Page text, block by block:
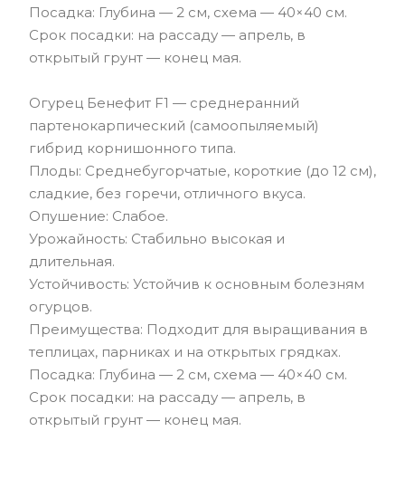
Посадка: Глубина — 2 см, схема — 40×40 см.
Срок посадки: на рассаду — апрель, в
открытый грунт — конец мая.
Огурец Бенефит F1 — среднеранний
партенокарпический (самоопыляемый)
гибрид корнишонного типа.
Плоды: Среднебугорчатые, короткие (до 12 см),
сладкие, без горечи, отличного вкуса.
Опушение: Слабое.
Урожайность: Стабильно высокая и
длительная.
Устойчивость: Устойчив к основным болезням
огурцов.
Преимущества: Подходит для выращивания в
теплицах, парниках и на открытых грядках.
Посадка: Глубина — 2 см, схема — 40×40 см.
Срок посадки: на рассаду — апрель, в
открытый грунт — конец мая.